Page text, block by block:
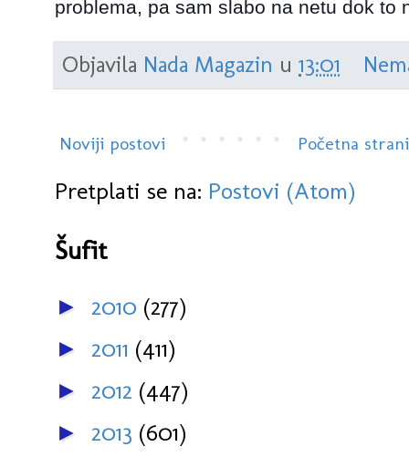
problema, pa sam slabo na netu dok to
Objavila Nada Magazin u 13:01
Noviji postovi Početna
Pretplati se na: Postovi (Atom)
Šufit
► 2010 (277)
► 2011 (411)
► 2012 (447)
► 2013 (601)